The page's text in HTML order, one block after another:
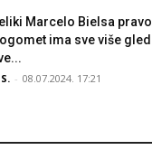
Marcelo Bielsa
ima sve više
- 08.07.2024. 17:21